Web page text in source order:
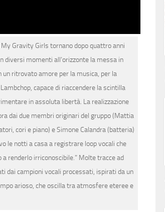
Gravity Girls tornano dopo quattro anni
diversi momenti all’orizzonte la messa in
ritrovato amore per la musica, per la
capace di riaccendere la scintilla
in assoluta libertà. La realizzazione
dai due membri originari del gruppo (Mattia
cori e piano) e Simone Calandra (batteria)
le notti a casa a registrare loop vocali che
renderlo irriconoscibile.” Molte tracce ad
dai campioni vocali processati, ispirati da un
arioso, che oscilla tra atmosfere eteree e